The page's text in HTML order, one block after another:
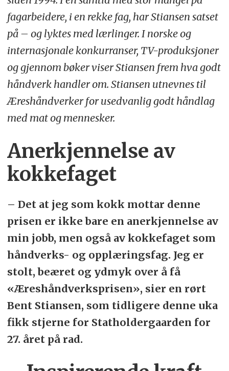
fagarbeidere, i en rekke fag, har Stiansen satset
på – og lyktes med lærlinger. I norske og
internasjonale konkurranser, TV-produksjoner
og gjennom bøker viser Stiansen frem hva godt
håndverk handler om. Stiansen utnevnes til
Æreshåndverker for usedvanlig godt håndlag
med mat og mennesker.
Anerkjennelse av
kokkefaget
– Det at jeg som kokk mottar denne
prisen er ikke bare en anerkjennelse av
min jobb, men også av kokkefaget som
håndverks- og opplæringsfag. Jeg er
stolt, beæret og ydmyk over å få
«Æreshåndverksprisen», sier en rørt
Bent Stiansen, som tidligere denne uka
fikk stjerne for Statholdergaarden for
27. året på rad.